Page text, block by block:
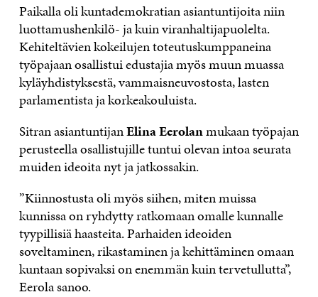
Paikalla oli kuntademokratian asiantuntijoita niin
luottamushenkilö- ja kuin viranhaltijapuolelta.
Kehiteltävien kokeilujen toteutuskumppaneina
työpajaan osallistui edustajia myös muun muassa
kyläyhdistyksestä, vammaisneuvostosta, lasten
parlamentista ja korkeakouluista.
Sitran asiantuntijanElina Eerolanmukaan työpajan
perusteella osallistujille tuntui olevan intoa seurata
muiden ideoita nyt ja jatkossakin.
”Kiinnostusta oli myös siihen, miten muissa
kunnissa on ryhdytty ratkomaan omalle kunnalle
tyypillisiä haasteita. Parhaiden ideoiden
soveltaminen, rikastaminen ja kehittäminen omaan
kuntaan sopivaksi on enemmän kuin tervetullutta”,
Eerola sanoo.